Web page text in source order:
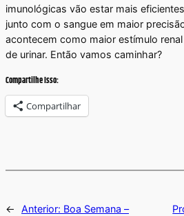
imunológicas vão estar mais
junto com o sangue em maior
acontecem como maior estímulo
de urinar. Então vamos caminhar?
Compartilhe Isso:
Compartilhar
← Anterior: Boa Semana –